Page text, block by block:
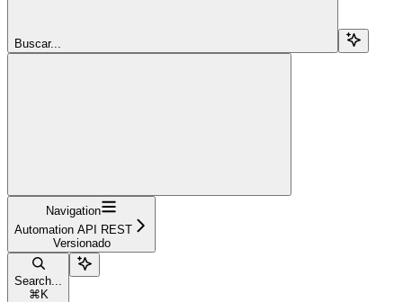
Buscar...
Navigation
Automation API REST
Versionado
Search...
⌘ K